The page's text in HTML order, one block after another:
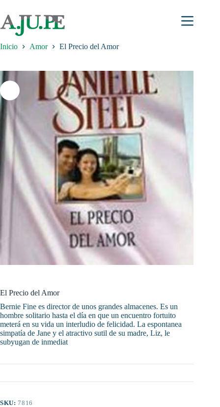
contenido
Inicio Amor El Precio del Amor
El Precio del Amor
Bernie Fine es director de unos grandes almacenes. Es un
hombre solitario hasta el día en que un encuentro fortuito
meterá en su vida un interludio de felicidad. La espontanea
simpatía de Jane y el atractivo sutil de su madre, Liz, le
subyugan de inmediat
SKU:7816